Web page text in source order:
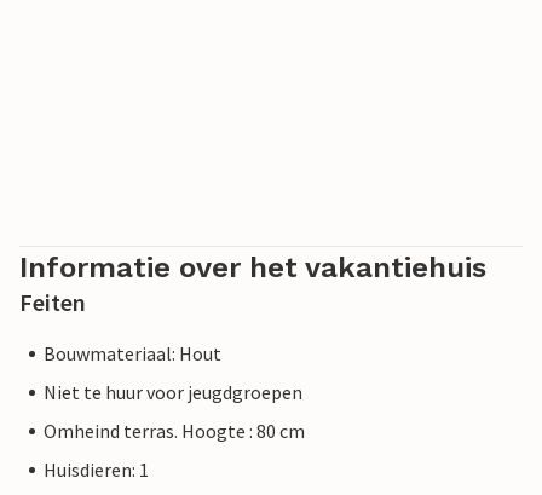
Informatie over het vakantiehuis
Feiten
Bouwmateriaal: Hout
Niet te huur voor jeugdgroepen
Omheind terras. Hoogte : 80 cm
Huisdieren: 1